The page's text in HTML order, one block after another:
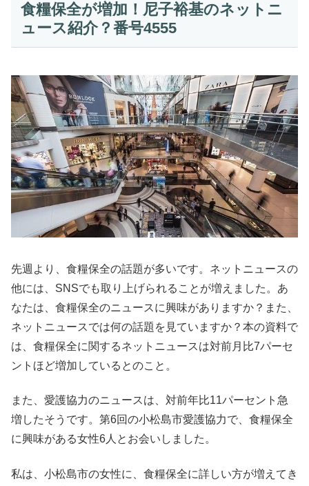
食糧保全が増加！尼子裕基のネットニ
ュース紹介？番号4555
先週より、食糧保全の話題が多いです。ネットニュースの
他には、SNSでも取り上げられることが増えました。あ
なたは、食糧保全のニュースに興味がありますか？また、
ネットニュースでは何の話題を見ていますか？本の資料で
は、食糧保全に関するネットニュースは対前月比7パーセ
ントほど増加しているとのこと。
また、愛護協力のニュースは、対前年比11パーセント急
増したそうです。第6回の小松島市愛護協力で、食糧保全
に興味がある女性6人とお会いしました。
私は、小松島市の女性に、食糧保全に詳しい方が増えてき